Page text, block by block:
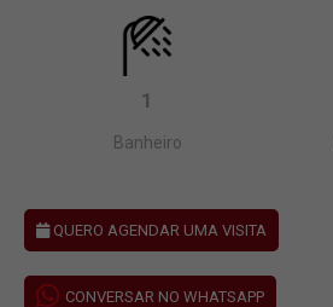
1
Banheiro
QUERO AGENDAR UMA VISITA
CONVERSAR NO WHATSAPP